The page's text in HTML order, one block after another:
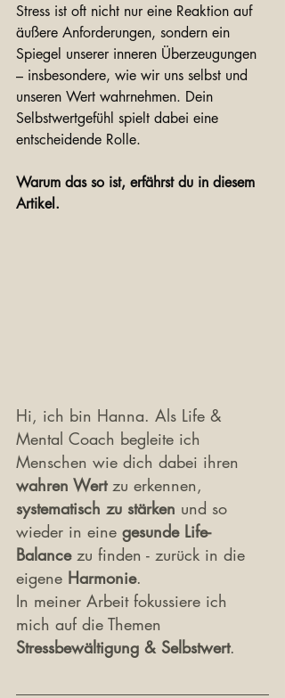
Stress ist oft nicht nur eine Reaktion auf
äußere Anforderungen, sondern ein
Spiegel unserer inneren Überzeugungen
– insbesondere, wie wir uns selbst und
unseren Wert wahrnehmen. Dein
Selbstwertgefühl spielt dabei eine
entscheidende Rolle.
Warum das so ist, erfährst du in diesem
Artikel.
Hi, ich bin Hanna. Als Life &
Mental Coach begleite ich
Menschen wie dich dabei ihren
wahren Wert zu erkennen,
systematisch zu stärken und so
wieder in eine gesunde Life-
Balance zu finden - zurück in die
eigene Harmonie.
In meiner Arbeit fokussiere ich
mich auf die Themen
Stressbewältigung & Selbstwert.